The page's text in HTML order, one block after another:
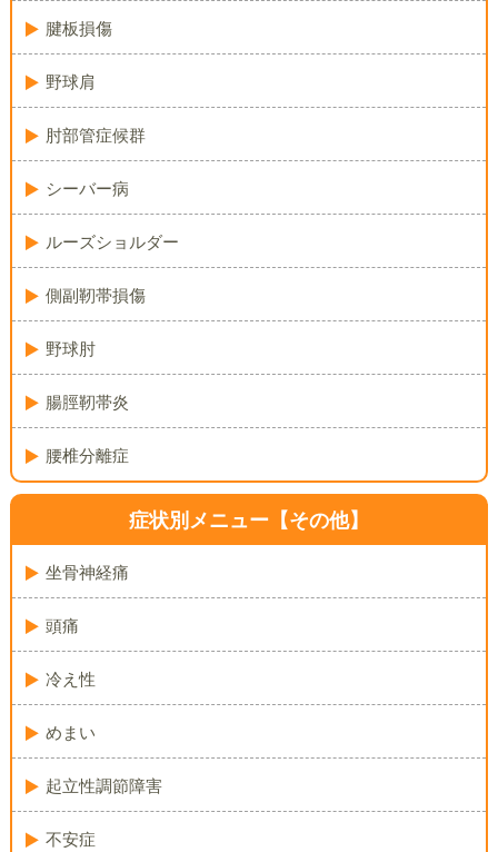
腱板損傷
野球肩
肘部管症候群
シーバー病
ルーズショルダー
側副靭帯損傷
野球肘
腸脛靭帯炎
腰椎分離症
症状別メニュー【その他】
坐骨神経痛
頭痛
冷え性
めまい
起立性調節障害
不安症